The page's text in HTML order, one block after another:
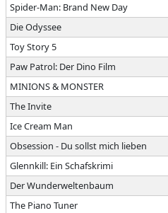
Spider-Man: Brand New Day
Die Odyssee
Toy Story 5
Paw Patrol: Der Dino Film
MINIONS & MONSTER
The Invite
Ice Cream Man
Obsession - Du sollst mich lieben
Glennkill: Ein Schafskrimi
Der Wunderweltenbaum
The Piano Tuner